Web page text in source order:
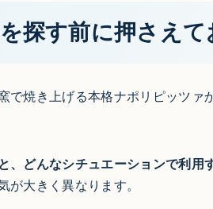
探す前に押さえ
で焼き上げる本格ナポリピッツ
と、どんなシチュエーションで利用
が大きく異なります。